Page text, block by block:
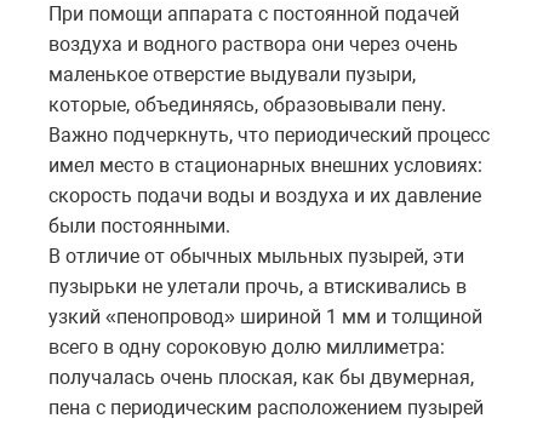
При помощи аппарата с постоянной подачей
воздуха и водного раствора они через очень
маленькое отверстие выдували пузыри,
которые, объединяясь, образовывали пену.
Важно подчеркнуть, что периодический процесс
имел место в стационарных внешних условиях:
скорость подачи воды и воздуха и их давление
были постоянными.
В отличие от обычных мыльных пузырей, эти
пузырьки не улетали прочь, а втискивались в
узкий «пенопровод» шириной 1 мм и толщиной
всего в одну сороковую долю миллиметра:
получалась очень плоская, как бы двумерная,
пена с периодическим расположением пузырей